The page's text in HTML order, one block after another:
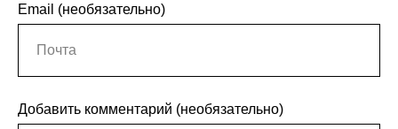
Email (необязательно)
Добавить комментарий (необязательно)